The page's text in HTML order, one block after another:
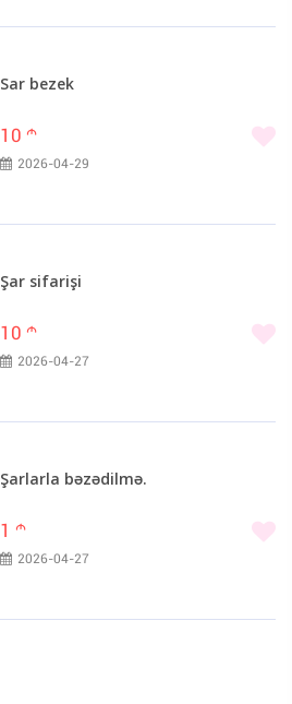
Sar bezek
10 m
2026-04-29
Şar sifarişi
10 m
2026-04-27
Şarlarla bəzədilmə.
1 m
2026-04-27